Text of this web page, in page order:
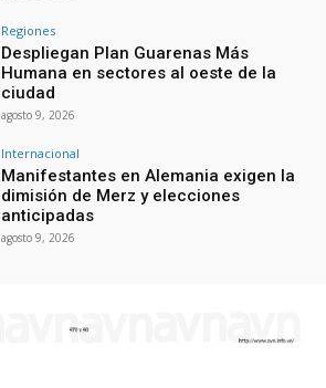
Regiones
Despliegan Plan Guarenas Más
Humana en sectores al oeste de la
ciudad
agosto 9, 2026
Internacional
Manifestantes en Alemania exigen la
dimisión de Merz y elecciones
anticipadas
agosto 9, 2026